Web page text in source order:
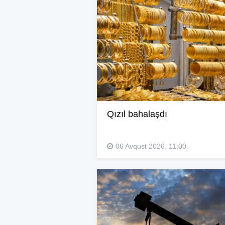
Qızıl bahalaşdı
06 Avqust 2026, 11:00